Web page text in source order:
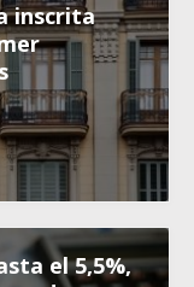
inscrita
el 5,5%,